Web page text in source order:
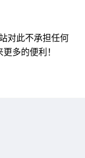
对此不承担任何
多的便利！